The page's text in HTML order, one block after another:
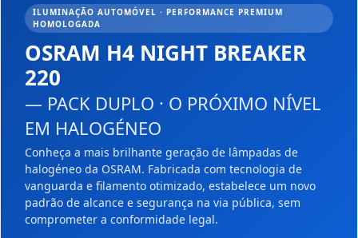
ILUMINAÇÃO AUTOMÓVEL · PERFORMANCE PREMIUM
HOMOLOGADA
OSRAM H4 NIGHT BREAKER
220
— PACK DUPLO · O PRÓXIMO NÍVEL
EM HALOGÉNEO
Conheça a mais brilhante geração de lâmpadas de
halogéneo da OSRAM. Fabricada com tecnologia de
vanguarda e filamento otimizado, estabelece um novo
padrão de alcance e segurança na via pública, sem
comprometer a conformidade legal.